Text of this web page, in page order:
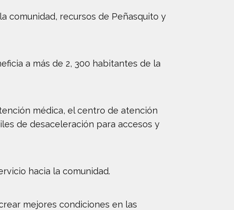
comunidad, recursos de Peñasquito y
a más de 2, 300 habitantes de la
médica, el centro de atención
de desaceleración para accesos y
hacia la comunidad.
mejores condiciones en las